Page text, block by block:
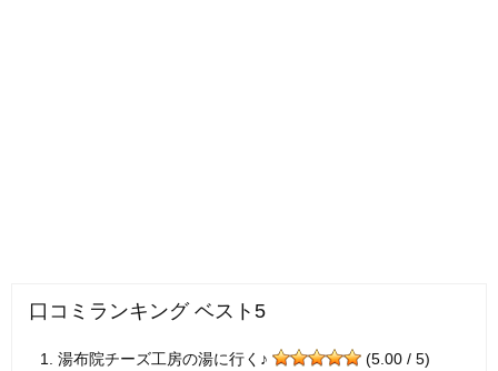
口コミランキング ベスト5
湯布院チーズ工房の湯に行く♪
(5.00 / 5)